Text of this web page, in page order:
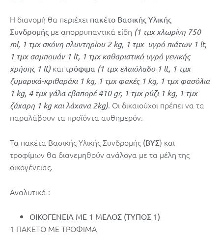
Η διανομή θα περιέχει πακέτο Βασικής Υλικής
Συνδρομής με απορρυπαντικά είδη (1 τμχ χλωρίνη 750
ml, 1 τμχ σκόνη πλυντηρίου 2 kg, 1 τμχ υγρό πιάτων 1 lt,
1 τμχ σαμπουάν 1 lt, 1 τμχ καθαριστικό υγρό γενικής
χρήσης 1 lt) και τρόφιμα (1 τμχ ελαιόλαδο 1 lt, 1 τμχ
ζυμαρικά-κριθαράκι 1 kg, 1 τμχ φακές 1 kg, 1 τμχ φασόλια
1 kg, 4 τμχ γάλα εβαπορέ 410 gr, 1 τμχ ρύζι 1 kg, 1 τμχ
ζάχαρη 1 kg και λάχανα 2kg). Οι δικαιούχοι πρέπει να τα
παραλάβουν τα προϊόντα αυθημερόν.
Τα πακέτα Βασικής Υλικής Συνδρομής (ΒΥΣ) και
τροφίμων θα διανεμηθούν ανάλογα με τα μέλη της
οικογένειας.
Αναλυτικά :
ΟΙΚΟΓΕΝΕΙΑ ΜΕ 1 ΜΕΛΟΣ (ΤΥΠΟΣ 1)
1 ΠΑΚΕΤΟ ΜΕ ΤΡΟΦΙΜΑ